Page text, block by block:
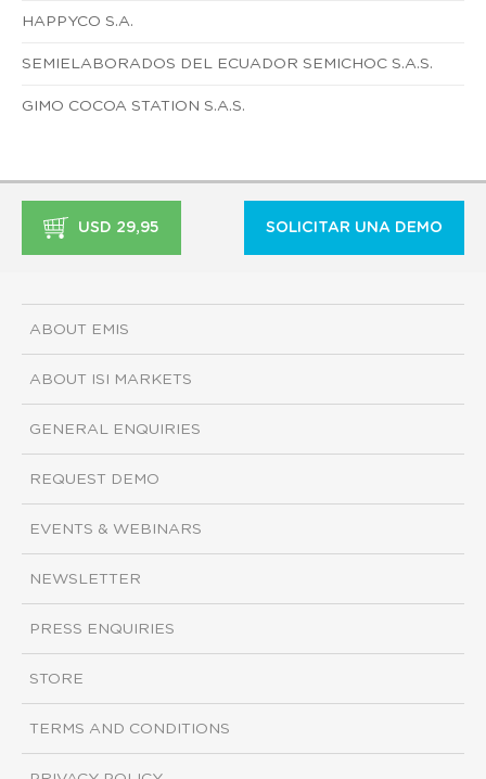
HAPPYCO S.A.
SEMIELABORADOS DEL ECUADOR SEMICHOC S.A.S.
GIMO COCOA STATION S.A.S.
USD 29,95 SOLICITAR UNA DEMO
ABOUT EMIS
ABOUT ISI MARKETS
GENERAL ENQUIRIES
REQUEST DEMO
EVENTS & WEBINARS
NEWSLETTER
PRESS ENQUIRIES
STORE
TERMS AND CONDITIONS